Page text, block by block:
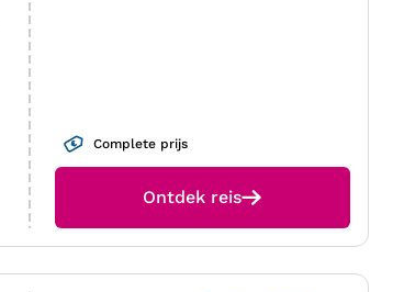
Complete prijs
Ontdek reis